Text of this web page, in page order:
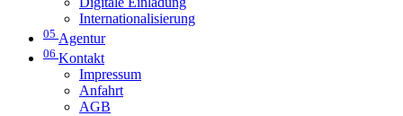
Internationalisierung
05 Agentur
06 Kontakt
Impressum
Anfahrt
AGB